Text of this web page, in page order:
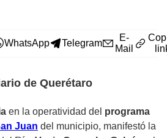
WhatsApp Telegram
E-
Mail
de Querétaro
en la operatividad del programa
Juan del municipio, manifestó la